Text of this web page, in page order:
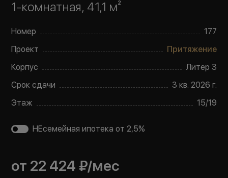
1-комнатная, 41,1 м²
Номер
177
Проект
Притяжение
Корпус
Литер 3
Срок сдачи
3 кв. 2026 г.
Этаж
15/19
НЕсемейная ипотека от 2,5%
от 22 424 ₽/мес